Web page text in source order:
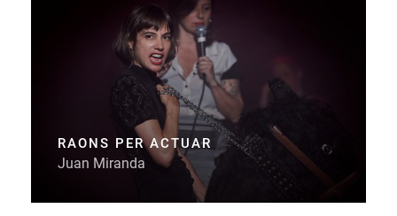
RAONS PER ACTUAR
Juan Miranda